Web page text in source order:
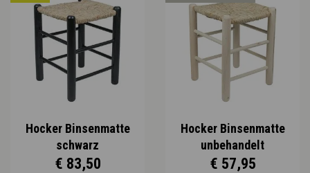
Hocker Binsenmatte
schwarz
€ 83,50
Hocker Binsenmatte
unbehandelt
€ 57,95